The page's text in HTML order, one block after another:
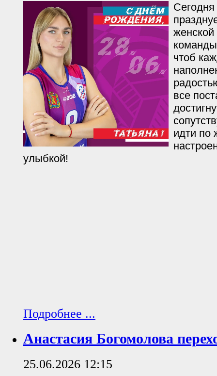
чтоб
все
идти по
улыбкой!
Подробнее ...
Анастасия Богомолова
25.06.2026 12:15